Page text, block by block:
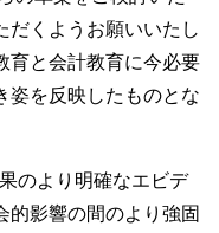
だくようお願いいたし
育と会計教育に今必要
姿を反映したものとな
のより明確なエビデ
的影響の間のより強固